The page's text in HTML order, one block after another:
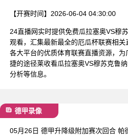
【开赛时间】 2026-06-04 04:30:00
24直播网实时提供免费瓜拉塞奥VS穆
观看，汇集最新最全的厄瓜杯联赛相
各大平台的优质体育联赛直播资源，
捷的途径莱收看瓜拉塞奥VS穆苏克鲁
分析等信息。
德甲录像
05月26日 德甲升降级附加赛次回合 帕